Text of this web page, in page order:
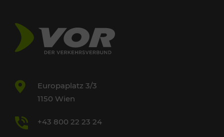
Europaplatz 3/3
1150 Wien
+43 800 22 23 24